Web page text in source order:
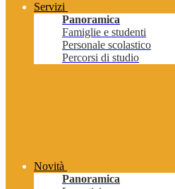
Servizi
Panoramica
Famiglie e studenti
Personale scolastico
Percorsi di studio
Novità
Panoramica